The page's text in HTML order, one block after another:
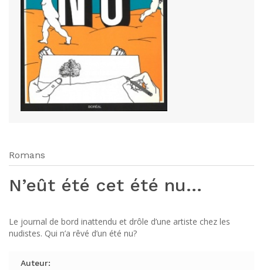
Romans
N’eût été cet été nu…
Le journal de bord inattendu et drôle d’une artiste chez les
nudistes. Qui n’a rêvé d’un été nu?
Auteur: